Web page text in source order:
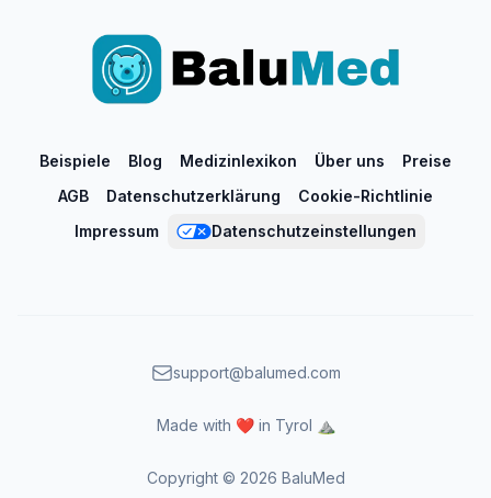
Beispiele Blog Medizinlexikon Über uns
Preise
AGB
Datenschutzerklärung
Cookie-Richtlinie
Impressum
Datenschutzeinstellungen
support@balumed.com
Made with ❤️ in Tyrol ⛰️
Copyright © 2026 BaluMed